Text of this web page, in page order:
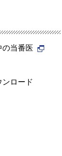
当番医
ロード